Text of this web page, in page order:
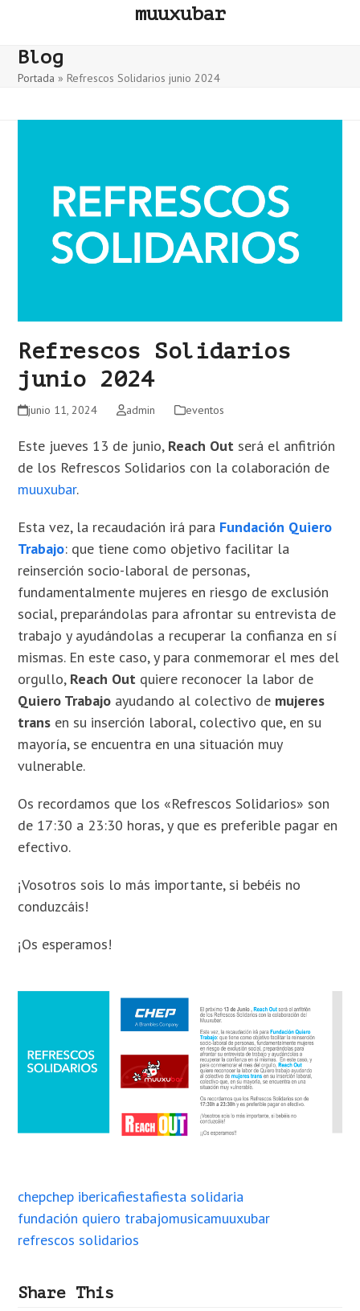
content
muuxubar
Blog
Portada » Refrescos Solidarios junio 2024
Refrescos Solidarios
junio 2024
junio 11, 2024 admin eventos
Este jueves 13 de junio, Reach Out será el anfitrión
de los Refrescos Solidarios con la colaboración de
muuxubar.
Esta vez, la recaudación irá para Fundación Quiero
Trabajo: que tiene como objetivo facilitar la
reinserción socio-laboral de personas,
fundamentalmente mujeres en riesgo de exclusión
social, preparándolas para afrontar su entrevista de
trabajo y ayudándolas a recuperar la confianza en sí
mismas. En este caso, y para conmemorar el mes del
orgullo, Reach Out quiere reconocer la labor de
Quiero Trabajo ayudando al colectivo de mujeres
trans en su inserción laboral, colectivo que, en su
mayoría, se encuentra en una situación muy
vulnerable.
Os recordamos que los «Refrescos Solidarios» son
de 17:30 a 23:30 horas, y que es preferible pagar en
efectivo.
¡Vosotros sois lo más importante, si bebéis no
conduzcáis!
¡Os esperamos!
chepchep ibericafiestafiesta solidaria
fundación quiero trabajomusicamuuxubar
refrescos solidarios
Share This